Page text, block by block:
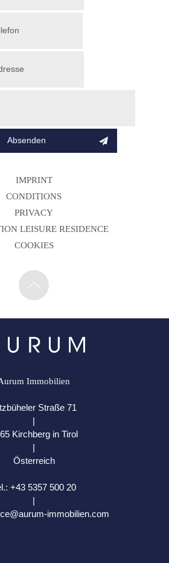
IMPRINT
CONDITIONS
PRIVACY
LEISURE RESIDENCE
COOKIES
Immobilien
Straße 71
|
Kirchberg in Tirol
|
Österreich
+43 5357 500 20
|
immobilien.com